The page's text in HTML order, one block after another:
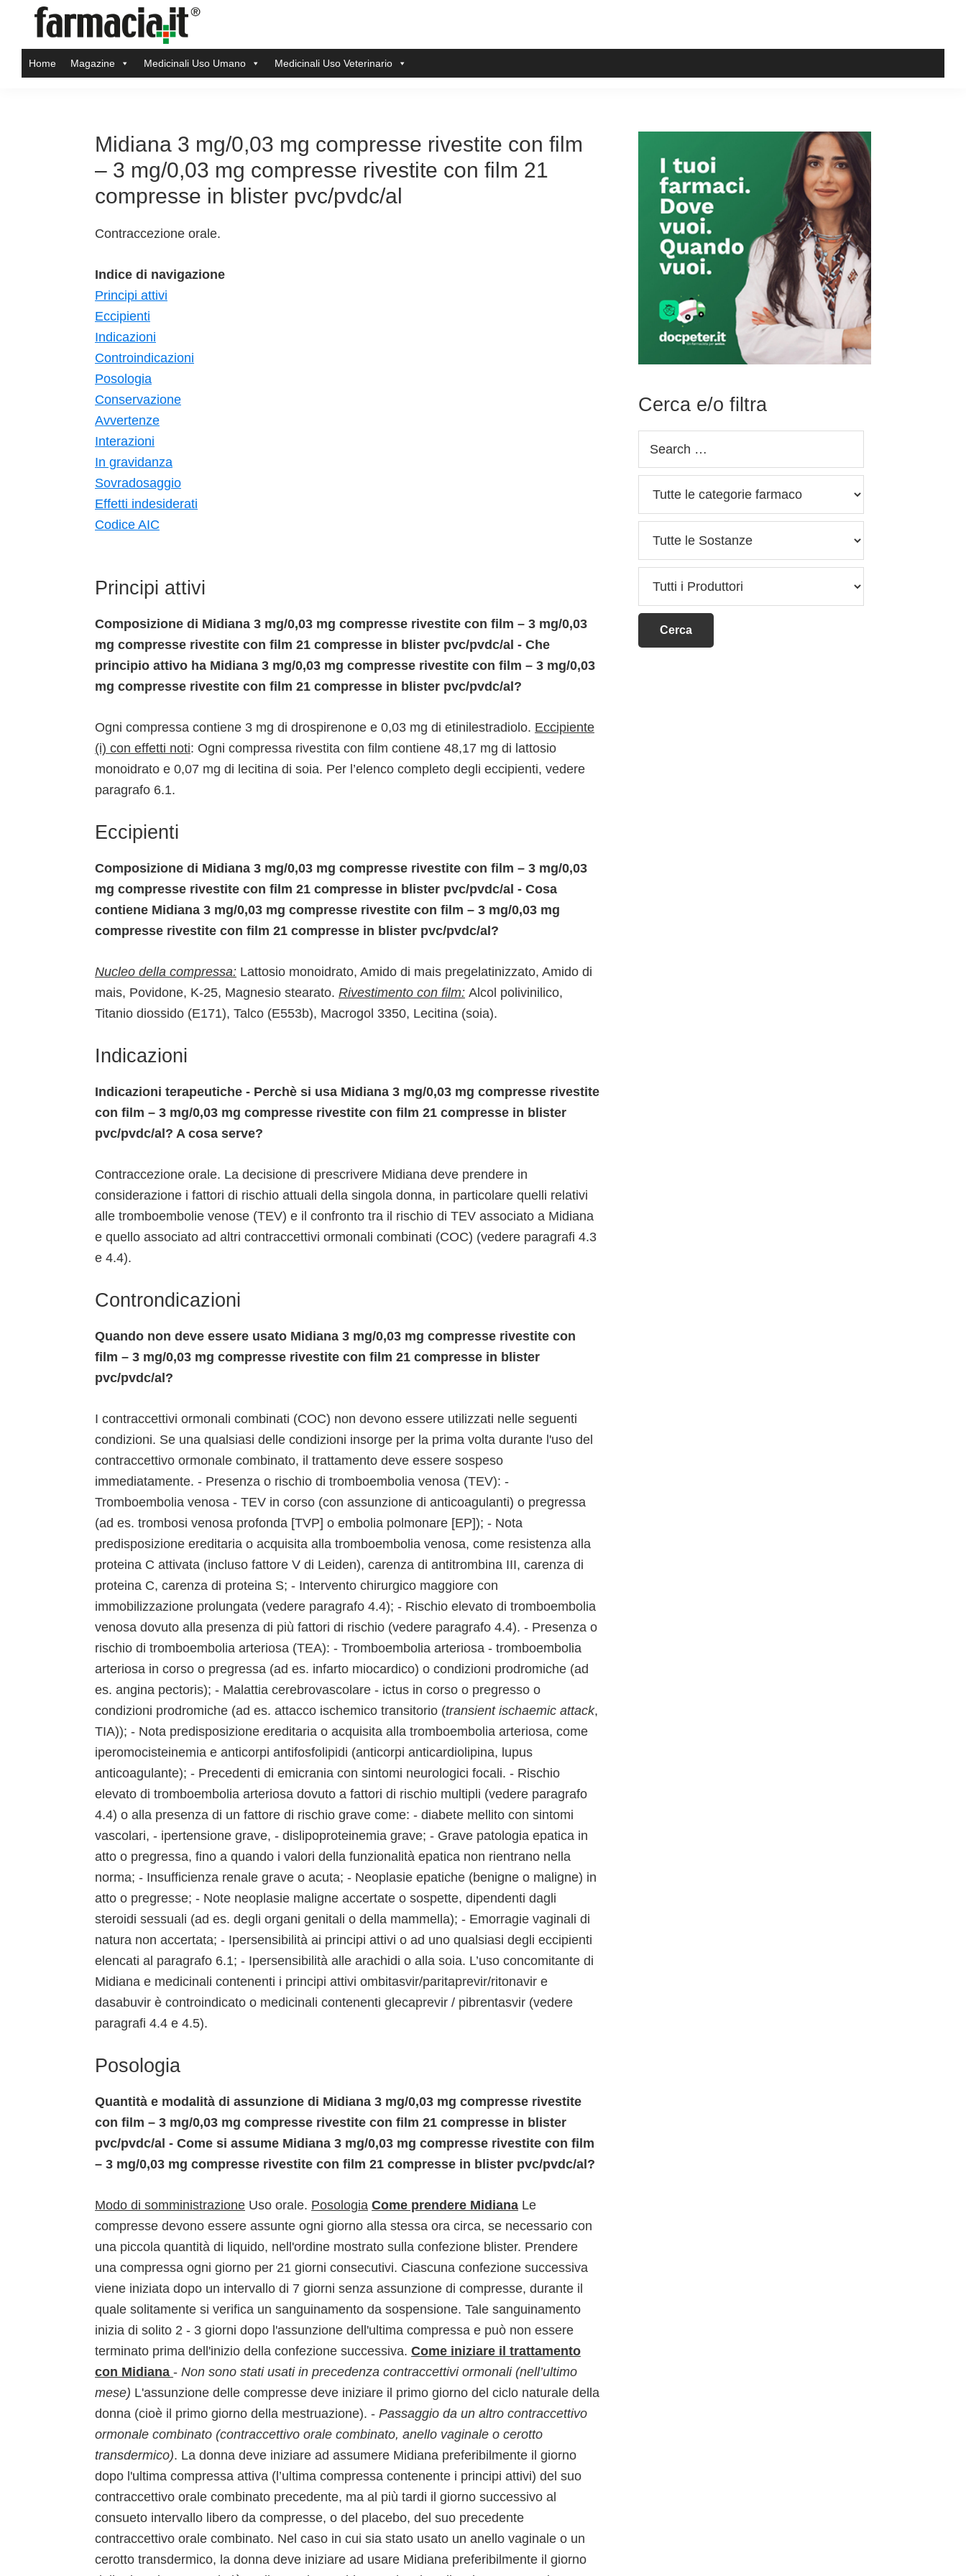
primary
main
primary
footerFarmacia.it
magazine
Home Magazine Medicinali Uso Umano Medicinali Uso Veterinario
Midiana 3 mg/0,03 mg compresse rivestite con film
– 3 mg/0,03 mg compresse rivestite con film 21
compresse in blister pvc/pvdc/al
Contraccezione orale.
Indice di navigazione
Principi attivi
Eccipienti
Indicazioni
Controindicazioni
Posologia
Conservazione
Avvertenze
Interazioni
In gravidanza
Sovradosaggio
Effetti indesiderati
Codice AIC
Principi attivi
Composizione di Midiana 3 mg/0,03 mg compresse rivestite con film – 3 mg/0,03
mg compresse rivestite con film 21 compresse in blister pvc/pvdc/al - Che
principio attivo ha Midiana 3 mg/0,03 mg compresse rivestite con film – 3 mg/0,03
mg compresse rivestite con film 21 compresse in blister pvc/pvdc/al?
Ogni compressa contiene 3 mg di drospirenone e 0,03 mg di etinilestradiolo. Eccipiente
(i) con effetti noti: Ogni compressa rivestita con film contiene 48,17 mg di lattosio
monoidrato e 0,07 mg di lecitina di soia. Per l’elenco completo degli eccipienti, vedere
paragrafo 6.1.
Eccipienti
Composizione di Midiana 3 mg/0,03 mg compresse rivestite con film – 3 mg/0,03
mg compresse rivestite con film 21 compresse in blister pvc/pvdc/al - Cosa
contiene Midiana 3 mg/0,03 mg compresse rivestite con film – 3 mg/0,03 mg
compresse rivestite con film 21 compresse in blister pvc/pvdc/al?
Nucleo della compressa: Lattosio monoidrato, Amido di mais pregelatinizzato, Amido di
mais, Povidone, K-25, Magnesio stearato. Rivestimento con film: Alcol polivinilico,
Titanio diossido (E171), Talco (E553b), Macrogol 3350, Lecitina (soia).
Indicazioni
Indicazioni terapeutiche - Perchè si usa Midiana 3 mg/0,03 mg compresse rivestite
con film – 3 mg/0,03 mg compresse rivestite con film 21 compresse in blister
pvc/pvdc/al? A cosa serve?
Contraccezione orale. La decisione di prescrivere Midiana deve prendere in
considerazione i fattori di rischio attuali della singola donna, in particolare quelli relativi
alle tromboembolie venose (TEV) e il confronto tra il rischio di TEV associato a Midiana
e quello associato ad altri contraccettivi ormonali combinati (COC) (vedere paragrafi 4.3
e 4.4).
Controndicazioni
Quando non deve essere usato Midiana 3 mg/0,03 mg compresse rivestite con
film – 3 mg/0,03 mg compresse rivestite con film 21 compresse in blister
pvc/pvdc/al?
I contraccettivi ormonali combinati (COC) non devono essere utilizzati nelle seguenti
condizioni. Se una qualsiasi delle condizioni insorge per la prima volta durante l'uso del
contraccettivo ormonale combinato, il trattamento deve essere sospeso
immediatamente. - Presenza o rischio di tromboembolia venosa (TEV): -
Tromboembolia venosa - TEV in corso (con assunzione di anticoagulanti) o pregressa
(ad es. trombosi venosa profonda [TVP] o embolia polmonare [EP]); - Nota
predisposizione ereditaria o acquisita alla tromboembolia venosa, come resistenza alla
proteina C attivata (incluso fattore V di Leiden), carenza di antitrombina III, carenza di
proteina C, carenza di proteina S; - Intervento chirurgico maggiore con
immobilizzazione prolungata (vedere paragrafo 4.4); - Rischio elevato di tromboembolia
venosa dovuto alla presenza di più fattori di rischio (vedere paragrafo 4.4). - Presenza o
rischio di tromboembolia arteriosa (TEA): - Tromboembolia arteriosa - tromboembolia
arteriosa in corso o pregressa (ad es. infarto miocardico) o condizioni prodromiche (ad
es. angina pectoris); - Malattia cerebrovascolare - ictus in corso o pregresso o
condizioni prodromiche (ad es. attacco ischemico transitorio (transient ischaemic attack,
TIA)); - Nota predisposizione ereditaria o acquisita alla tromboembolia arteriosa, come
iperomocisteinemia e anticorpi antifosfolipidi (anticorpi anticardiolipina, lupus
anticoagulante); - Precedenti di emicrania con sintomi neurologici focali. - Rischio
elevato di tromboembolia arteriosa dovuto a fattori di rischio multipli (vedere paragrafo
4.4) o alla presenza di un fattore di rischio grave come: - diabete mellito con sintomi
vascolari, - ipertensione grave, - dislipoproteinemia grave; - Grave patologia epatica in
atto o pregressa, fino a quando i valori della funzionalità epatica non rientrano nella
norma; - Insufficienza renale grave o acuta; - Neoplasie epatiche (benigne o maligne) in
atto o pregresse; - Note neoplasie maligne accertate o sospette, dipendenti dagli
steroidi sessuali (ad es. degli organi genitali o della mammella); - Emorragie vaginali di
natura non accertata; - Ipersensibilità ai principi attivi o ad uno qualsiasi degli eccipienti
elencati al paragrafo 6.1; - Ipersensibilità alle arachidi o alla soia. L’uso concomitante di
Midiana e medicinali contenenti i principi attivi ombitasvir/paritaprevir/ritonavir e
dasabuvir è controindicato o medicinali contenenti glecaprevir / pibrentasvir (vedere
paragrafi 4.4 e 4.5).
Posologia
Quantità e modalità di assunzione di Midiana 3 mg/0,03 mg compresse rivestite
con film – 3 mg/0,03 mg compresse rivestite con film 21 compresse in blister
pvc/pvdc/al - Come si assume Midiana 3 mg/0,03 mg compresse rivestite con film
– 3 mg/0,03 mg compresse rivestite con film 21 compresse in blister pvc/pvdc/al?
Modo di somministrazione Uso orale. Posologia Come prendere Midiana Le
compresse devono essere assunte ogni giorno alla stessa ora circa, se necessario con
una piccola quantità di liquido, nell'ordine mostrato sulla confezione blister. Prendere
una compressa ogni giorno per 21 giorni consecutivi. Ciascuna confezione successiva
viene iniziata dopo un intervallo di 7 giorni senza assunzione di compresse, durante il
quale solitamente si verifica un sanguinamento da sospensione. Tale sanguinamento
inizia di solito 2 - 3 giorni dopo l'assunzione dell'ultima compressa e può non essere
terminato prima dell'inizio della confezione successiva. Come iniziare il trattamento
con Midiana - Non sono stati usati in precedenza contraccettivi ormonali (nell’ultimo
mese) L'assunzione delle compresse deve iniziare il primo giorno del ciclo naturale della
donna (cioè il primo giorno della mestruazione). - Passaggio da un altro contraccettivo
ormonale combinato (contraccettivo orale combinato, anello vaginale o cerotto
transdermico). La donna deve iniziare ad assumere Midiana preferibilmente il giorno
dopo l'ultima compressa attiva (l’ultima compressa contenente i principi attivi) del suo
contraccettivo orale combinato precedente, ma al più tardi il giorno successivo al
consueto intervallo libero da compresse, o del placebo, del suo precedente
contraccettivo orale combinato. Nel caso in cui sia stato usato un anello vaginale o un
cerotto transdermico, la donna deve iniziare ad usare Midiana preferibilmente il giorno
Sidebar
Cerca e/o filtra